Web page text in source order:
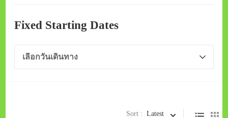
Fixed Starting Dates
Sort : Latest